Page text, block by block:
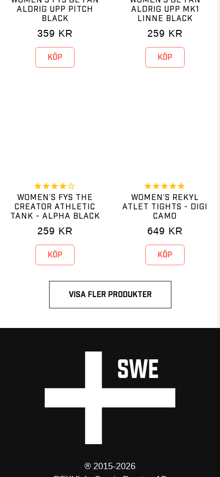
ALDRIG UPP PITCH
BLACK
359 KR
KÖP
ALDRIG UPP MK1
LINNE BLACK
259 KR
KÖP
WOMEN’S FYS THE
CREATOR ATHLETIC
TANK - ALPHA BLACK
259 KR
KÖP
WOMEN’S REKYL
ATLET TIGHTS - DIGI
CAMO
649 KR
KÖP
VISA FLER PRODUKTER
® 2015-2026